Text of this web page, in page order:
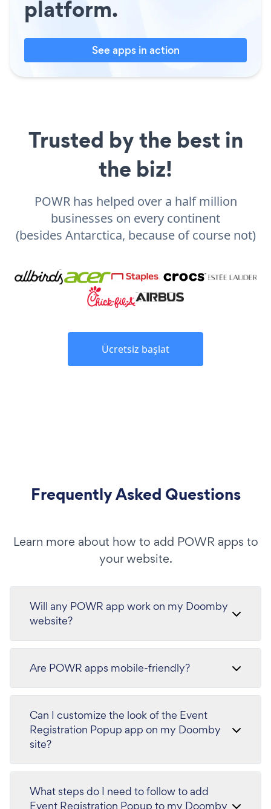
platform.
See apps in action
Trusted by the best in
the biz!
POWR has helped over a half million
businesses on every continent
(besides Antarctica, because of course not)
Ücretsiz başlat
Frequently Asked Questions
Learn more about how to add POWR apps to
your website.
Will any POWR app work on my Doomby
website?
Are POWR apps mobile-friendly?
Can I customize the look of the Event
Registration Popup app on my Doomby
site?
What steps do I need to follow to add
Event Registration Popup to my Doomby